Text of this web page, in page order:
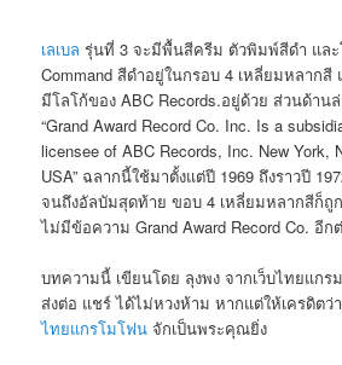
เลเบล รุ่นที่ 3 จะมีพื้นสีครีม ตัวพิมพ์สีดำ และ
Command สีดำอยู่ในกรอบ 4 เหลี่ยมหลากสี
มีโลโก้ของ ABC Records.อยู่ด้วย ส่วนด้าน
“Grand Award Record Co. Inc. Is a
licensee of ABC Records, Inc. New York,
USA” ฉลากนี้ใช้มาตั้งแต่ปี 1969 ถึงราวปี
จนถึงอัลบัมสุดท้าย ขอบ 4 เหลี่ยมหลากสีก็ถู
ไม่มีข้อความ Grand Award Record Co. อีก
บทความนี้ เขียนโดย ลุงพง จากเว็บไทยแก
ส่งต่อ แชร์ ได้ไม่หวงห้าม หากแต่ให้เครดิตว่
ไทยแกรโมโฟน จักเป็นพระคุณยิ่ง